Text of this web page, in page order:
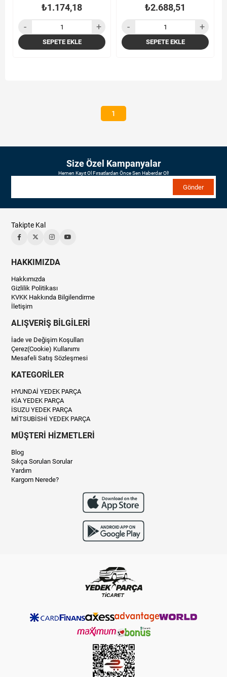
₺1.174,18
SEPETE EKLE
PİSTONLUK )
₺2.688,51
SEPETE EKLE
1
Size Özel Kampanyalar
Hemen Kayıt Ol Fırsatlardan Önce Sen Haberdar Ol!
Gönder
Takipte Kal
HAKKIMIZDA
Hakkımızda
Gizlilik Politikası
KVKK Hakkında Bilgilendirme
İletişim
ALIŞVERİŞ BİLGİLERİ
İade ve Değişim Koşulları
Çerez(Cookie) Kullanımı
Mesafeli Satış Sözleşmesi
KATEGORİLER
HYUNDAİ YEDEK PARÇA
KİA YEDEK PARÇA
İSUZU YEDEK PARÇA
MİTSUBİSHİ YEDEK PARÇA
MÜŞTERİ HİZMETLERİ
Blog
Sıkça Sorulan Sorular
Yardım
Kargom Nerede?